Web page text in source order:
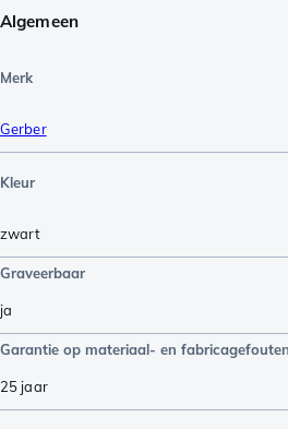
Algemeen
Merk
Gerber
Kleur
zwart
Graveerbaar
ja
Garantie op materiaal- en fabricagefouten
25 jaar